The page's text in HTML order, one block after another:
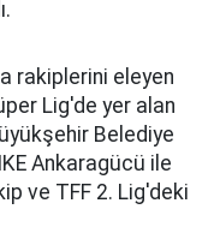
rakiplerini eleyen
Lig'de yer alan
Belediye
Ankaragücü ile
ve TFF 2. Lig'deki